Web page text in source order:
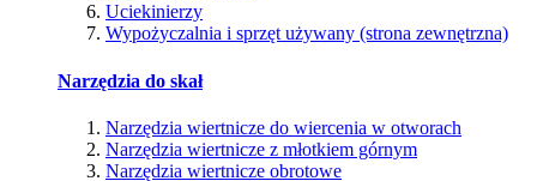
Uciekinierzy
Wypożyczalnia i sprzęt używany (strona zewnętrzna)
Narzędzia do skał
Narzędzia wiertnicze do wiercenia w otworach
Narzędzia wiertnicze z młotkiem górnym
Narzędzia wiertnicze obrotowe